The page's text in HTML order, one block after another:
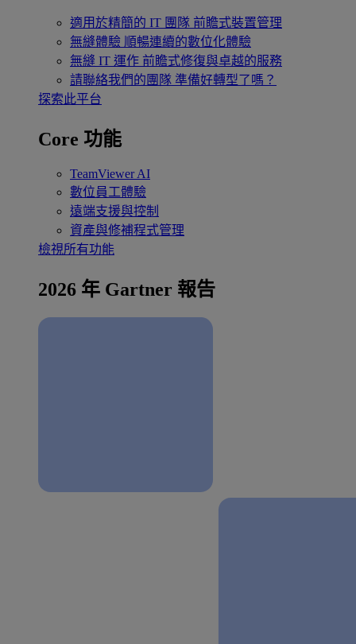
適用於精簡的 IT 團隊 前瞻式裝置管理
無縫體驗 順暢連續的數位化體驗
無縫 IT 運作 前瞻式修復與卓越的服務
請聯絡我們的團隊 準備好轉型了嗎？
探索此平台
Core 功能
TeamViewer AI
數位員工體驗
遠端支援與控制
資產與修補程式管理
檢視所有功能
2026 年 Gartner 報告